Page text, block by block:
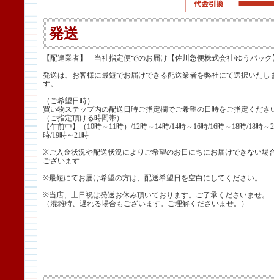
発送
【配達業者】 当社指定便でのお届け【佐川急便株式会社/ゆうパック
発送は、お客様に最短でお届けできる配送業者を弊社にて選択いたし
す。
（ご希望日時）
買い物ステップ内の配送日時ご指定欄でご希望の日時をご指定くださ
（ご指定頂ける時間帯）
【午前中】（10時～11時）/12時～14時/14時～16時/16時～18時/18時～
時/19時～21時
※ご入金状況や配送状況によりご希望のお日にちにお届けできない場
ございます
※最短にてお届け希望の方は、配送希望日を空白にしてください。
※当店、土日祝は発送お休み頂いております。ご了承くださいませ。
（混雑時、遅れる場合もございます。ご理解くださいませ。）